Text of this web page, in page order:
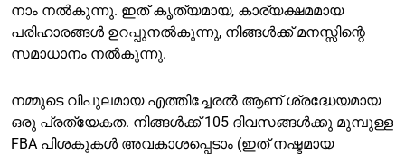
നാം നൽകുന്നു. ഇത് കൃത്യമായ, കാര്യക്ഷമമായ
പരിഹാരങ്ങൾ ഉറപ്പുനൽകുന്നു, നിങ്ങൾക്ക് മനസ്സിന്റെ
സമാധാനം നൽകുന്നു.
നമ്മുടെ വിപുലമായ എത്തിച്ചേരൽ ആണ് ശ്രദ്ധേയമായ
ഒരു പ്രത്യേകത. നിങ്ങൾക്ക് 105 ദിവസങ്ങൾക്കു മുമ്പുള്ള
FBA പിശകുകൾ അവകാശപ്പെടാം (ഇത് നഷ്ടമായ